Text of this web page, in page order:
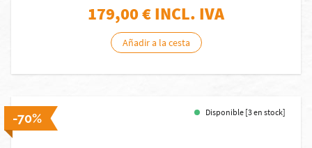
179,00€ INCL. IVA
Añadir a la cesta
-70% Disponible [3 en stock]